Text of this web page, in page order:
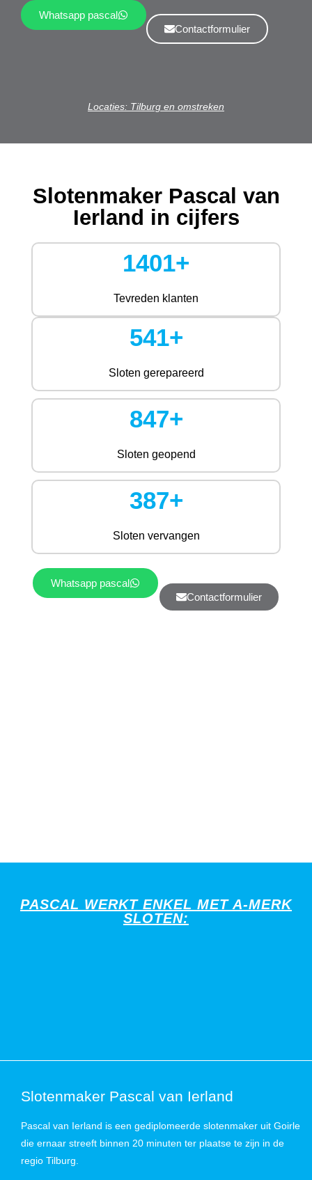
Whatsapp pascal
Contactformulier
Locaties: Tilburg en omstreken
Slotenmaker Pascal van
Ierland in cijfers
1401+
Tevreden klanten
541+
Sloten gerepareerd
847+
Sloten geopend
387+
Sloten vervangen
Whatsapp pascal
Contactformulier
PASCAL WERKT ENKEL MET A-MERK
SLOTEN:
Slotenmaker Pascal van Ierland
Pascal van Ierland is een gediplomeerde slotenmaker uit Goirle
die ernaar streeft binnen 20 minuten ter plaatse te zijn in de
regio Tilburg.